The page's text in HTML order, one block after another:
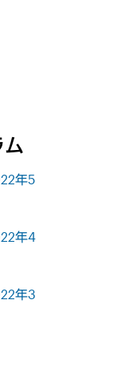
年5
年4
年3